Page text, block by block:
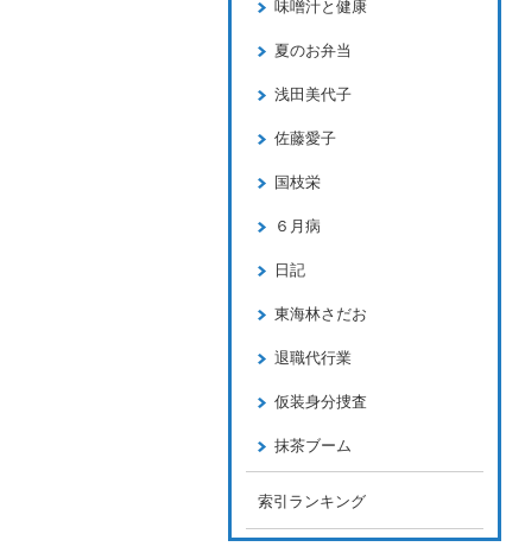
味噌汁と健康
夏のお弁当
浅田美代子
佐藤愛子
国枝栄
６月病
日記
東海林さだお
退職代行業
仮装身分捜査
抹茶ブーム
索引ランキング